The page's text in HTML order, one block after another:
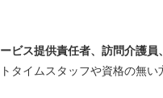
ビス提供責任者、訪問介護
タイムスタッフや資格の無